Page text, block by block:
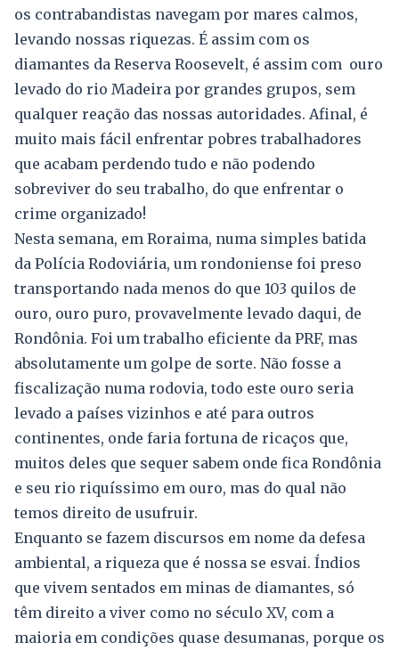
os contrabandistas navegam por mares calmos,
levando nossas riquezas. É assim com os
diamantes da Reserva Roosevelt, é assim com ouro
levado do rio Madeira por grandes grupos, sem
qualquer reação das nossas autoridades. Afinal, é
muito mais fácil enfrentar pobres trabalhadores
que acabam perdendo tudo e não podendo
sobreviver do seu trabalho, do que enfrentar o
crime organizado!
Nesta semana, em Roraima, numa simples batida
da Polícia Rodoviária, um rondoniense foi preso
transportando nada menos do que 103 quilos de
ouro, ouro puro, provavelmente levado daqui, de
Rondônia. Foi um trabalho eficiente da PRF, mas
absolutamente um golpe de sorte. Não fosse a
fiscalização numa rodovia, todo este ouro seria
levado a países vizinhos e até para outros
continentes, onde faria fortuna de ricaços que,
muitos deles que sequer sabem onde fica Rondônia
e seu rio riquíssimo em ouro, mas do qual não
temos direito de usufruir.
Enquanto se fazem discursos em nome da defesa
ambiental, a riqueza que é nossa se esvai. Índios
que vivem sentados em minas de diamantes, só
têm direito a viver como no século XV, com a
maioria em condições quase desumanas, porque os